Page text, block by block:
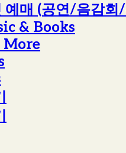
예매 (공연/음감회
& Books
More